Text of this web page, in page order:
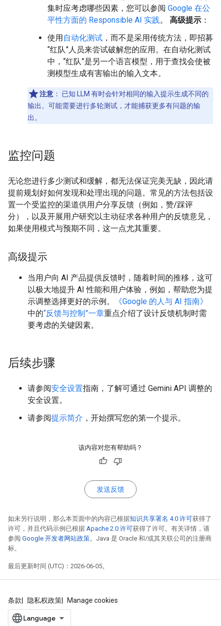
集时应考虑哪些因素，您可以参阅 Google 在公
平性方面的 Responsible AI 实践。 高级提示 ：
使用 自动化测试 ，而不是采用传统方法，即招募
“红队”人员来尝试破解您的应用。在自动化测试
中，“红队”是另一个语言模型，用于查找会使被
测模型生成有害输出的输入文本。
注意 ：
已知 LLM 有时会针对相同的输入提示生成不同的
输出。可能需要进行多轮测试，才能捕获更多有问题的输
出。
监控问题
无论您进行多少测试和缓解，都无法保证完美无缺，因此请
提前规划好如何发现和处理出现的问题。常见的方法包括设
置一个受监控的渠道供用户分享反馈（例如，赞/踩评
分），以及开展用户研究以主动征求各种用户的反馈意见，
如果使用模式与预期不同，这一点尤其重要。
高级提示
当用户向 AI 产品提供反馈时，随着时间的推移，这可
以极大地提升 AI 性能和用户体验，例如，帮助您为提
示调整选择更好的示例。
《Google 的人与 AI 指南》
中的“反馈与控制”一章重点介绍了设计反馈机制时需
要考虑的关键因素。
后续步骤
请参阅安全设置指南，了解可通过 Gemini API 调整的
安全设置。
请参阅提示简介 ，开始撰写您的第一个提示。
该内容对您有帮助吗？
发送反馈
如未另行说明，那么本页面中的内容已根据知识共享署名 4.0 许可获得了
许可，并且代码示例已根据 Apache 2.0 许可获得了许可。有关详情，请
参阅 Google 开发者网站政策。Java 是 Oracle 和/或其关联公司的注册商
标。
最后更新时间 (UTC)：2026-06-05。
条款 隐私权政策 Manage cookies